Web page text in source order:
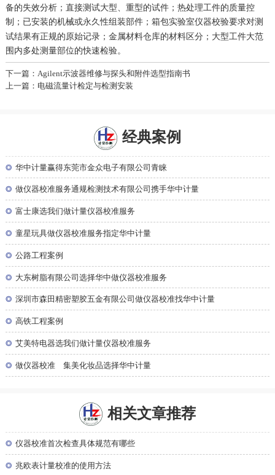
备的失效分析；直接测试大型、重型的试件；热处理工件的质量控
制；已安装的机械或永久性组装部件； 箱包实验室仪器校验要求对测
试结果有正规的原始记录；金属材料仓库的材料区分；大型工件大范
围内多处测量部位的快速检验。
下一篇：Agilent示波器维修与探头和附件选型指南书
上一篇：电磁流量计检定与检测安装
经典案例
◎ 华中计量赢得东莞市金众电子有限公司青睐
◎ 做仪器校准服务通规检测技术有限公司携手华中计量
◎ 富士康选我们做计量仪器校准服务
◎ 童星玩具做仪器校准服务指定华中计量
◎ 公路工程案例
◎ 大东树脂有限公司选择华中做仪器校准服务
◎ 深圳市森田精密塑胶五金有限公司做仪器校准找华中计量
◎ 高铁工程案例
◎ 艾美特电器选我们做计量仪器校准服务
◎ 做仪器校准 集美化妆品选择华中计量
相关文章推荐
◎ 仪器校准首次检查具体规范有哪些
◎ 兆欧表计量校准的使用方法